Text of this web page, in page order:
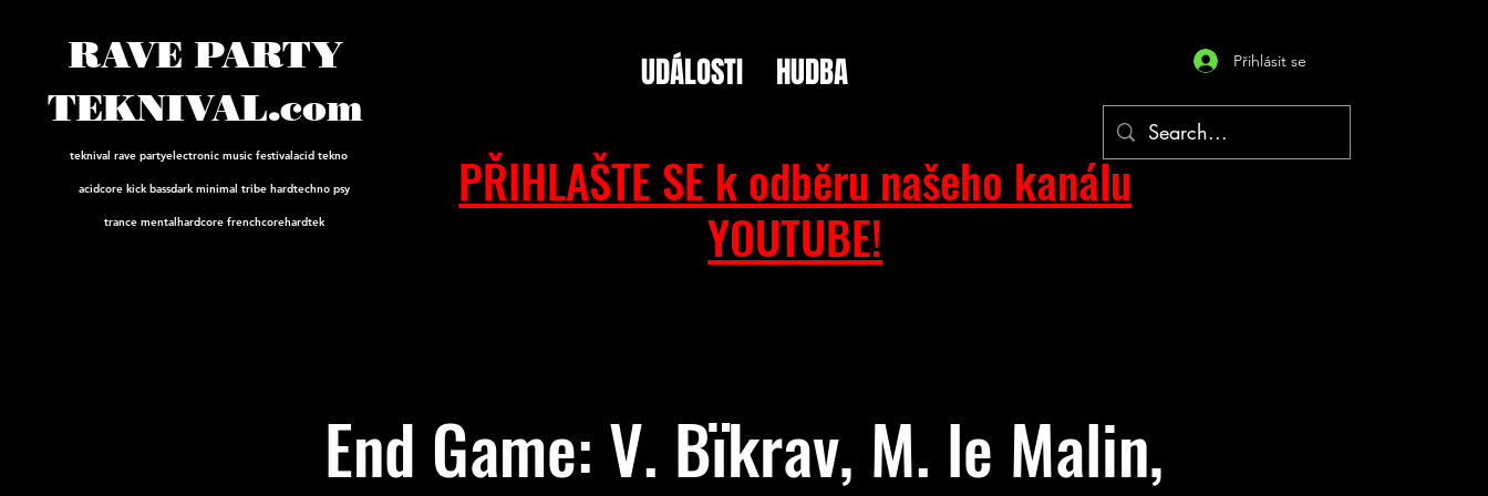
RAVE PARTY
TEKNIVAL.com
teknival rave partyelectronic music festivalacid tekno
acidcore kick bassdark minimal tribe hardtechno psy
trance mentalhardcore frenchcorehardtek
PŘIHLAŠTE SE k odběru našeho kanálu
YOUTUBE!
Přihlásit se
UDÁLOSTI HUDBA
End Game: V. Bïkrav, M. le Malin,